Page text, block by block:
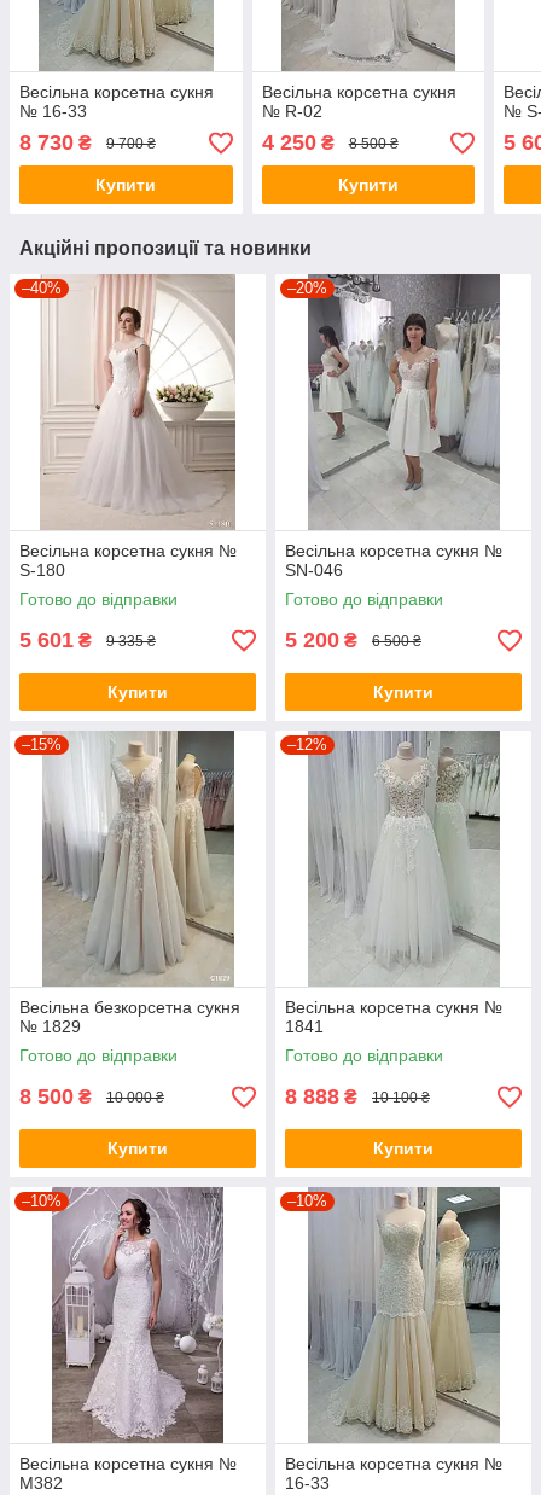
Весільна корсетна сукня
№ 16-33
8 730 ₴ 9 700 ₴
Купити
Весільна корсетна сукня
№ R-02
4 250₴ 8 500 ₴
Купити
№
5
Акційні пропозиції та новинки
–40%
Весільна корсетна сукня №
S-180
Готово до відправки
5 601 ₴ 9 335 ₴
Купити
–20%
Весільна корсетна сукня №
SN-046
Готово до відправки
5 200 ₴ 6 500 ₴
Купити
–15%
Весільна безкорсетна сукня
№ 1829
Готово до відправки
8 500 ₴ 10 000 ₴
Купити
–12%
Весільна корсетна сукня №
1841
Готово до відправки
8 888 ₴ 10 100 ₴
Купити
–10%
Весільна корсетна сукня №
M382
–10%
Весільна корсетна сукня №
16-33